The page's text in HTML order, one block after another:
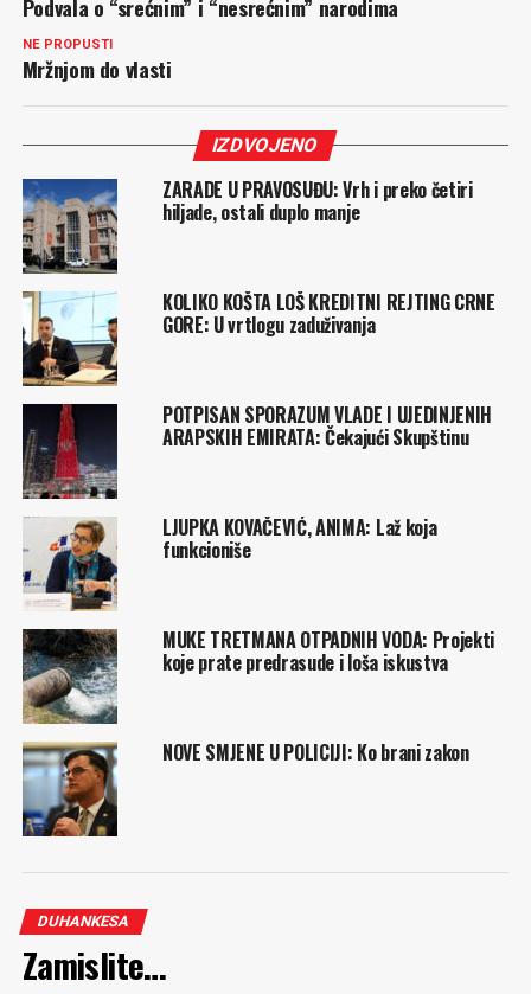
Podvala o “srećnim” i “nesrećnim” narodima
NE PROPUSTI
Mržnjom do vlasti
IZDVOJENO
ZARADE U PRAVOSUĐU: Vrh i preko četiri
hiljade, ostali duplo manje
KOLIKO KOŠTA LOŠ KREDITNI REJTING CRNE
GORE: U vrtlogu zaduživanja
POTPISAN SPORAZUM VLADE I UJEDINJENIH
ARAPSKIH EMIRATA: Čekajući Skupštinu
LJUPKA KOVAČEVIĆ, ANIMA: Laž koja
funkcioniše
MUKE TRETMANA OTPADNIH VODA: Projekti
koje prate predrasude i loša iskustva
NOVE SMJENE U POLICIJI: Ko brani zakon
DUHANKESA
Zamislite…